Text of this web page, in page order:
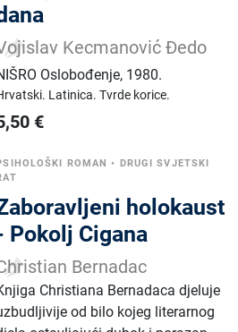
Kecmanović Đedo
Oslobođenje, 1980.
Latinica.Tvrde korice.
€
ROMAN • DRUGI SVJETSKI
holokaust
Pokolj Cigana
Bernadac
Christiana Bernadaca djeluje
od bilo kojeg literarnog